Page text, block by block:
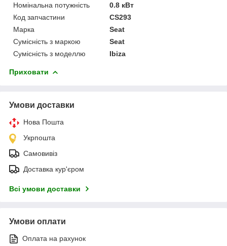
Номінальна потужність
0.8 кВт
Код запчастини
CS293
Марка
Seat
Сумісність з маркою
Seat
Сумісність з моделлю
Ibiza
Приховати
Умови доставки
Нова Пошта
Укрпошта
Самовивіз
Доставка кур'єром
Всі умови доставки
Умови оплати
Оплата на рахунок